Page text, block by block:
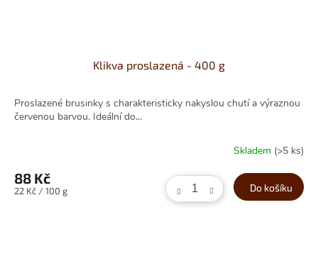
Klikva proslazená - 400 g
Proslazené brusinky s charakteristicky nakyslou chutí a výraznou
červenou barvou. Ideální do...
Skladem (>5 ks)
88 Kč
Měrná
22 Kč / 100 g Do košíku